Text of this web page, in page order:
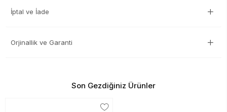
İptal ve İade
Orjinallik ve Garanti
Son Gezdiğiniz Ürünler